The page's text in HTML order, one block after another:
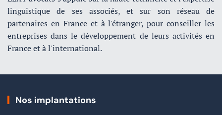
linguistique de ses associés, et sur son réseau de
partenaires en France et à l'étranger, pour conseiller les
entreprises dans le développement de leurs activités en
France et à l'international.
Nos implantations